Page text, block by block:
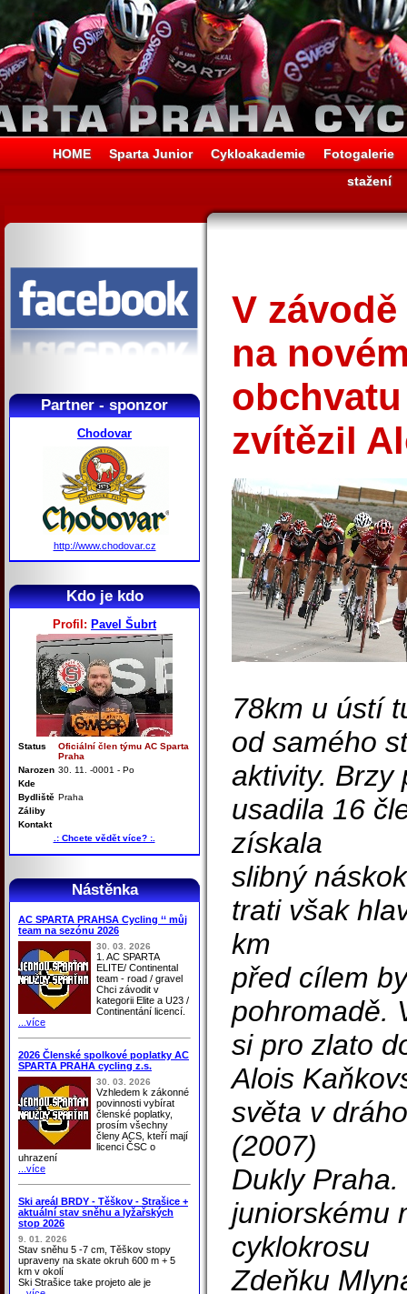
HOME Sparta Junior Cykloakademie
Fotogalerie
stažení
Partner - sponzor
Chodovar
http://www.chodovar.cz
Kdo je kdo
Profil: Pavel Šubrt
Status
Oficiální člen týmu AC Sparta
Praha
Narozen 30. 11. -0001 - Po
Kde
Bydliště Praha
Záliby
Kontakt
.: Chcete vědět více? :.
Nástěnka
AC SPARTA PRAHSA Cycling ‘‘ můj
team na sezónu 2026
30. 03. 2026
1. AC SPARTA
ELITE/ Continental
team - road / gravel
Chci závodit v
kategorii Elite a U23 /
Continentání licencí.
...více
2026 Členské spolkové poplatky AC
SPARTA PRAHA cycling z.s.
30. 03. 2026
Vzhledem k zákonné
povinnosti vybírat
členské poplatky,
prosím všechny
členy ACS, kteří mají
licenci ČSC o
uhrazení
...více
Ski areál BRDY - Těškov - Strašice +
aktuální stav sněhu a lyžařských
stop 2026
9. 01. 2026
Stav sněhu 5 -7 cm, Těškov stopy
upraveny na skate okruh 600 m + 5
km v okolí
Ski Strašice take projeto ale je
V závodě
na
zvítězil
78km u ústí
od samého
aktivity. Brzy
usadila 16
získala
slibný
trati však
km
před cílem
pohromadě.
si pro zlato
Alois
světa v
(2007)
Dukly
juniorskému
cyklokrosu
Zdeňku